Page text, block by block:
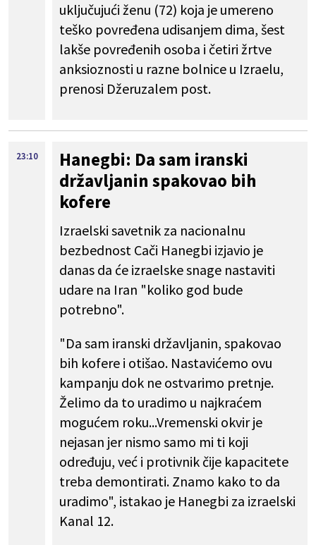
uključujući ženu (72) koja je umereno
teško povređena udisanjem dima, šest
lakše povređenih osoba i četiri žrtve
anksioznosti u razne bolnice u Izraelu,
prenosi Džeruzalem post.
23:10
Hanegbi: Da sam iranski
državljanin spakovao bih
kofere
Izraelski savetnik za nacionalnu
bezbednost Cači Hanegbi izjavio je
danas da će izraelske snage nastaviti
udare na Iran "koliko god bude
potrebno".
"Da sam iranski državljanin, spakovao
bih kofere i otišao. Nastavićemo ovu
kampanju dok ne ostvarimo pretnje.
Želimo da to uradimo u najkraćem
mogućem roku...Vremenski okvir je
nejasan jer nismo samo mi ti koji
određuju, već i protivnik čije kapacitete
treba demontirati. Znamo kako to da
uradimo", istakao je Hanegbi za izraelski
Kanal 12.